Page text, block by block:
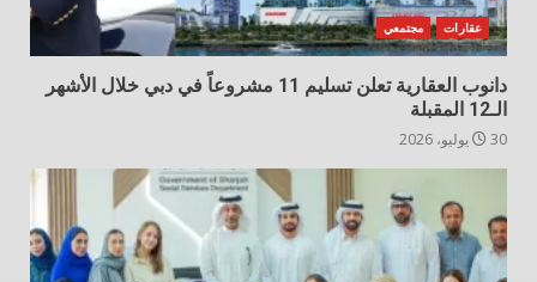
عقارات مجتمعي
دانوب العقارية تعلن تسليم 11 مشروعاً في دبي خلال الأشهر
الـ12 المقبلة
30 يوليو، 2026